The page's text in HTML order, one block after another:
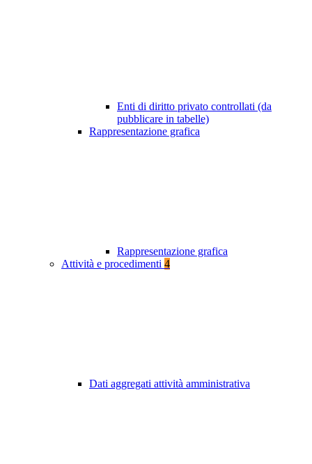
Enti di diritto privato controllati (da
pubblicare in tabelle)
Rappresentazione grafica
Rappresentazione grafica
Attività e procedimenti 4
Dati aggregati attività amministrativa